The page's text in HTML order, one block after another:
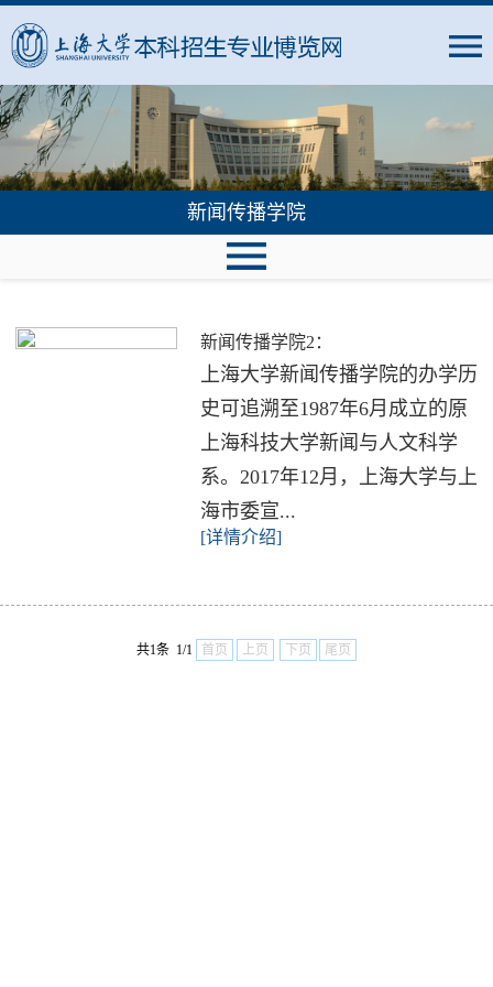
新闻传播学院
新闻传播学院2：
上海大学新闻传播学院的办学历
史可追溯至1987年6月成立的原
上海科技大学新闻与人文科学
系。2017年12月，上海大学与上
海市委宣...
[详情介绍]
共1条 1/1 首页 上页 下页 尾页